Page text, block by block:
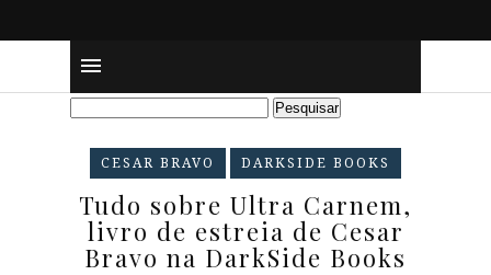
CESAR BRAVO DARKSIDE BOOKS
Tudo sobre Ultra Carnem,
livro de estreia de Cesar
Bravo na DarkSide Books